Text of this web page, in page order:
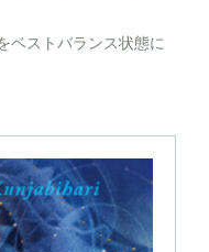
ベストバランス状態に